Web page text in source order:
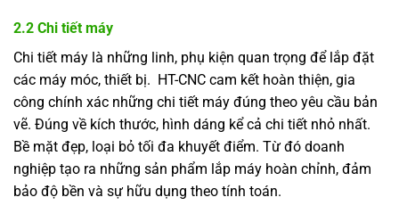
2.2 Chi tiết máy
Chi tiết máy là những linh, phụ kiện quan trọng để lắp đặt
các máy móc, thiết bị. HT-CNC cam kết hoàn thiện, gia
công chính xác những chi tiết máy đúng theo yêu cầu bản
vẽ. Đúng về kích thước, hình dáng kể cả chi tiết nhỏ nhất.
Bề mặt đẹp, loại bỏ tối đa khuyết điểm. Từ đó doanh
nghiệp tạo ra những sản phẩm lắp máy hoàn chỉnh, đảm
bảo độ bền và sự hữu dụng theo tính toán.